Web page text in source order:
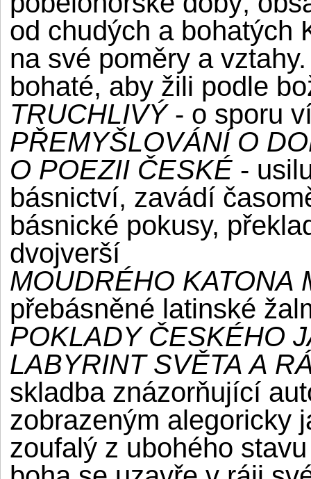
od chudých a bohatých
na své poměry a
bohaté, aby žili podle
TRUCHLIVÝ - o sporu
PŘEMYŠLOVÁNÍ O
O POEZII ČESKÉ -
básnictví, zavádí
básnické pokusy,
dvojverší
MOUDRÉHO
přebásněné latinské
POKLADY ČESKÉHO
LABYRINT SVĚTA A
skladba znázorňující
zobrazeným alegoricky
zoufalý z ubohého